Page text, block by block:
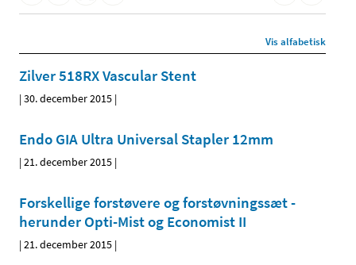
Vis alfabetisk
Zilver 518RX Vascular Stent
|30. december 2015 |
Endo GIA Ultra Universal Stapler 12mm
|21. december 2015 |
Forskellige forstøvere og forstøvningssæt -
herunder Opti-Mist og Economist II
|21. december 2015 |